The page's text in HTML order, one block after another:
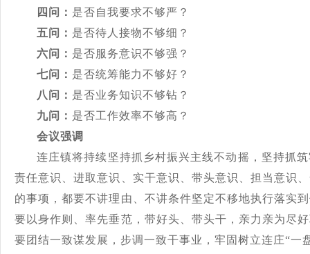
四问： 是否自我要求不够严？
五问： 是否待人接物不够细？
六问： 是否服务意识不够强？
七问： 是否统筹能力不够好？
八问： 是否业务知识不够钻？
九问： 是否工作效率不够高？
会议强调
连庄镇将持续坚持抓乡村振兴主线不动摇，坚持抓
责任意识、进取意识、实干意识、带头意识、担当意识
的事项，都要不讲理由、不讲条件坚定不移地执行落实
要以身作则、率先垂范，带好头、带头干，亲力亲为尽
要团结一致谋发展，步调一致干事业，牢固树立连庄“一